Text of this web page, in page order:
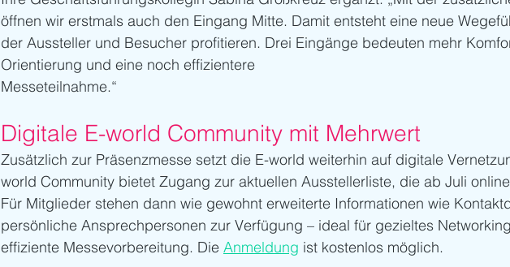
öffnen wir erstmals auch den Eingang Mitte. Damit entsteht eine neue
der Aussteller und Besucher profitieren. Drei Eingänge bedeuten mehr
Orientierung und eine noch effizientere
Messeteilnahme.“
Digitale E-world Community mit Mehrwert
Zusätzlich zur Präsenzmesse setzt die E-world weiterhin auf digitale
world Community bietet Zugang zur aktuellen Ausstellerliste, die ab Juli
Für Mitglieder stehen dann wie gewohnt erweiterte Informationen wie
persönliche Ansprechpersonen zur Verfügung – ideal für gezieltes
effiziente Messevorbereitung. Die Anmeldung ist kostenlos möglich.